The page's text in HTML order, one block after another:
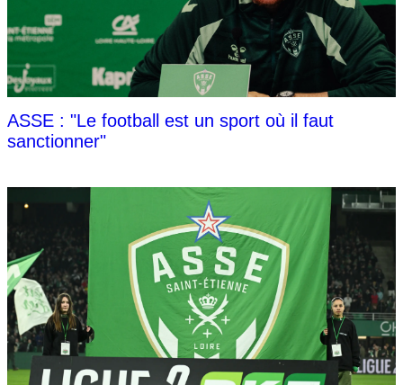
ASSE : "Le football est un sport où il faut
sanctionner"